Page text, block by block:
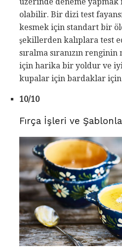
olabilir. Bir dizi test
kesmek için standart bir
şekillerden kalıplara test
sıralma sıranızın
için harika bir yoldur ve
kupalar için bardaklar
10/10
Fırça İşleri ve